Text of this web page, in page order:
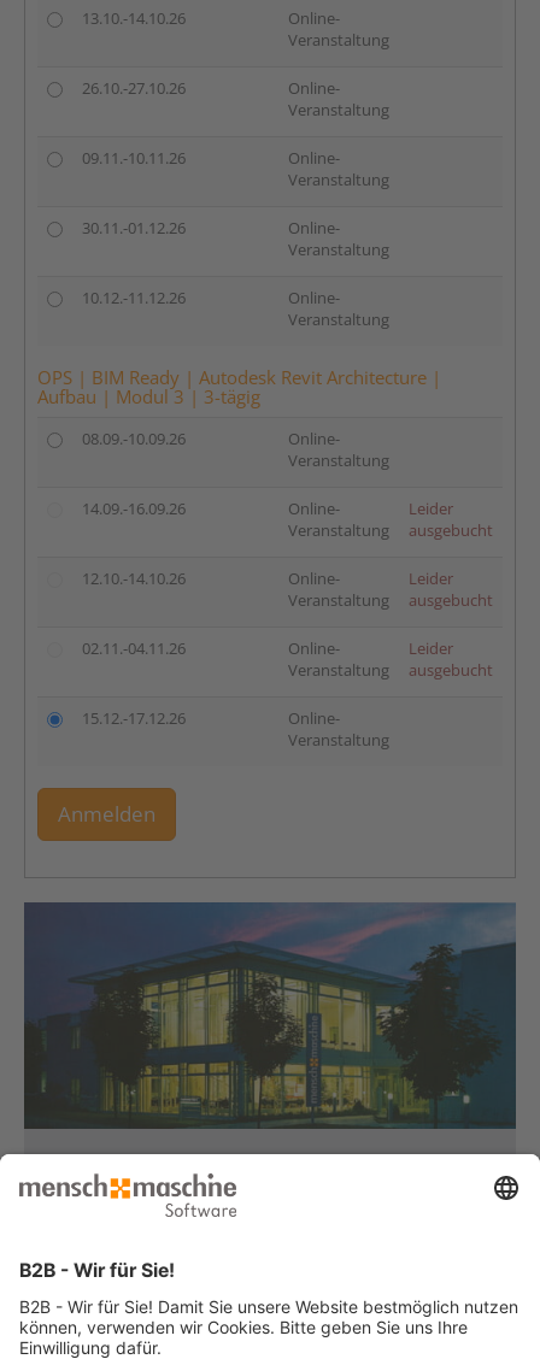
13.10.-14.10.26
Online-
Veranstaltung
26.10.-27.10.26
Online-
Veranstaltung
09.11.-10.11.26
Online-
Veranstaltung
30.11.-01.12.26
Online-
Veranstaltung
10.12.-11.12.26
Online-
Veranstaltung
OPS | BIM Ready | Autodesk Revit Architecture |
Aufbau | Modul 3 | 3-tägig
08.09.-10.09.26
Online-
Veranstaltung
14.09.-16.09.26
Online-
Veranstaltung
Leider
ausgebucht
12.10.-14.10.26
Online-
Veranstaltung
Leider
ausgebucht
02.11.-04.11.26
Online-
Veranstaltung
Leider
ausgebucht
15.12.-17.12.26
Online-
Veranstaltung
Anmelden
Haben Sie Fragen?
Dann rufen Sie uns an...
von 08:30 bis 12:00 Uhr
und 12:30 bis 17:00 Uhr